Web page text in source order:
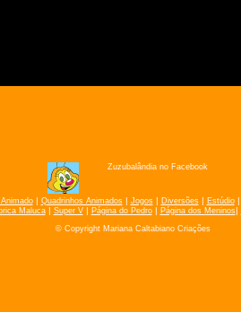
Zuzubalândia no Facebook
| Quadrinhos Animados| Jogos| Diversões| Estúdio|
Maluca| Super V| Página do Pedro| Página dos Meninos|
© Copyright Mariana Caltabiano Criações